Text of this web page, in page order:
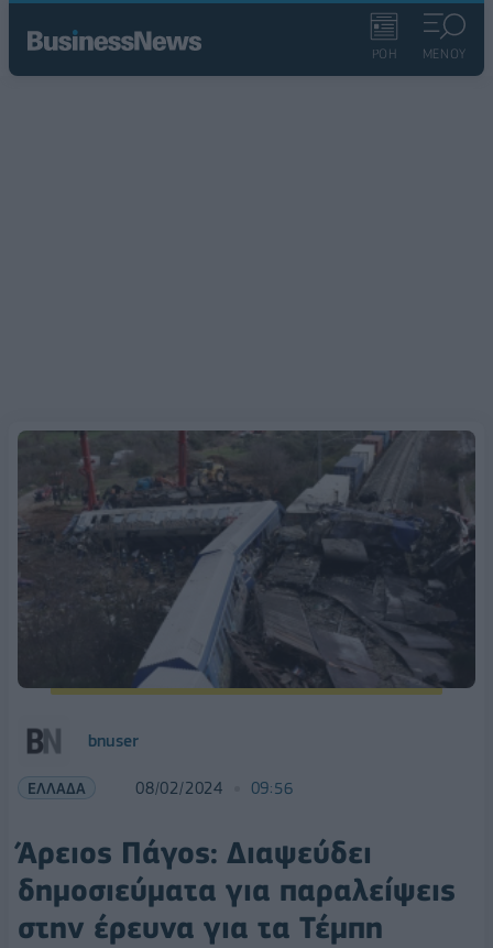
ΡΟΗ ΜΕΝΟΥ
bnuser
ΕΛΛΑΔΑ 08/02/2024 09:56
Άρειος Πάγος: Διαψεύδει
δημοσιεύματα για παραλείψεις
στην έρευνα για τα Τέμπη